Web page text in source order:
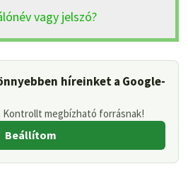
vagy jelszó?
híreinket a Google-
Kontrollt megbízható forrásnak!
Beállítom